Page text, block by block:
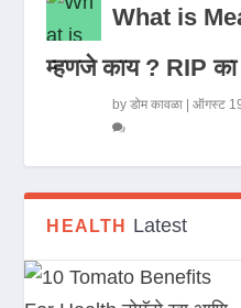
What is
म्हणजे काय ? RIP का
byडोम कावळा |ऑगस्ट
HEALTH Latest